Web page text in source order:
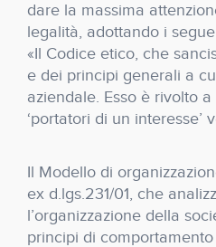
dare la massima
legalità, adottando i
«Il Codice etico, che
e dei principi generali a
aziendale. Esso è rivolto
‘portatori di un interesse’
Il Modello di
ex d.lgs.231/01, che
l’organizzazione della
principi di